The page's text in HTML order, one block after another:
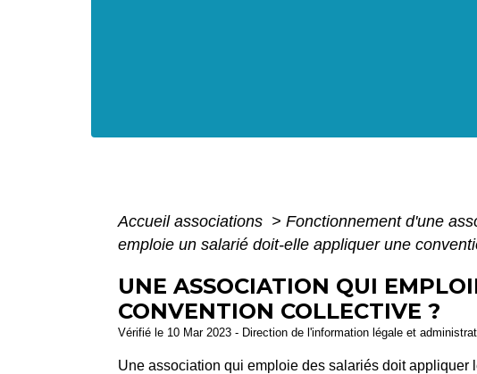
Accueil associations > Fonctionnement d'une
emploie un salarié doit-elle appliquer une
UNE ASSOCIATION QUI
CONVENTION COLLECTIVE ?
Vérifié le 10 Mar 2023 - Direction de l'information légale et
Une association qui emploie des salariés doit appliquer